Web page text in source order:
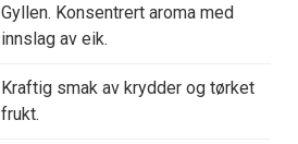
Gyllen. Konsentrert aroma med
innslag av eik.
Kraftig smak av krydder og tørket
frukt.